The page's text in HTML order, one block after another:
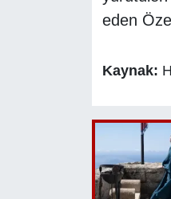
eden
Kaynak: